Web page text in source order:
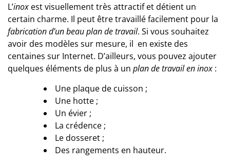
L’inox est visuellement très attractif et détient un
certain charme. Il peut être travaillé facilement pour la
fabrication d’un beau plan de travail. Si vous souhaitez
avoir des modèles sur mesure, il en existe des
centaines sur Internet. D’ailleurs, vous pouvez ajouter
quelques éléments de plus à un plan de travail en inox :
 Une plaque de cuisson ;
 Une hotte ;
 Un évier ;
 La crédence ;
 Le dosseret ;
 Des rangements en hauteur.